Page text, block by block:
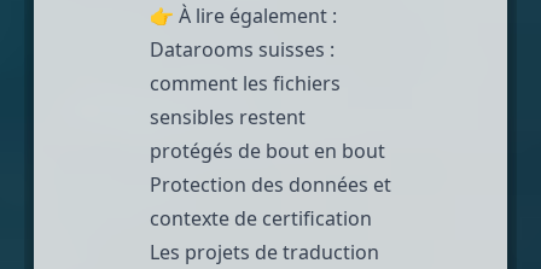
👉 À lire également :
Datarooms suisses :
comment les fichiers
sensibles restent
protégés de bout en bout
Protection des données et
contexte de certification
Les projets de traduction